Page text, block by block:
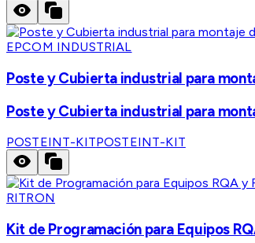
EPCOM INDUSTRIAL
Poste y Cubierta industrial para
Poste y Cubierta industrial para
POSTEINT-KITPOSTEINT-KIT
RITRON
Kit de Programación para Equipos